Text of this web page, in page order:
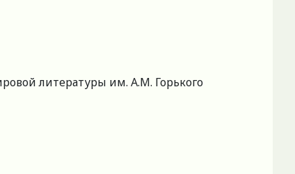
литературы им. А.М. Горького